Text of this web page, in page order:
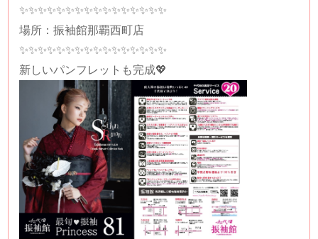
✨✨✨✨✨✨✨✨✨✨✨✨✨✨✨✨
場所：振袖館那覇西町店
✨✨✨✨✨✨✨✨✨✨✨✨✨✨✨✨
新しいパンフレットも完成💖